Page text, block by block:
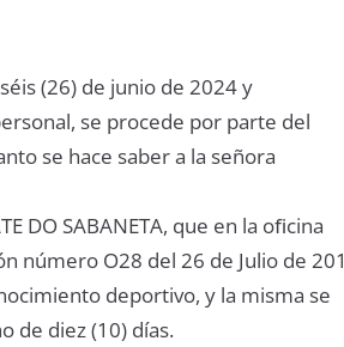
(26) de junio de 2024 y
se procede por parte del
se hace saber a la señora
DO SABANETA, que en la oﬁcina
número O28 del 26 de Julio de
deportivo, y la misma se
de diez (10) días.